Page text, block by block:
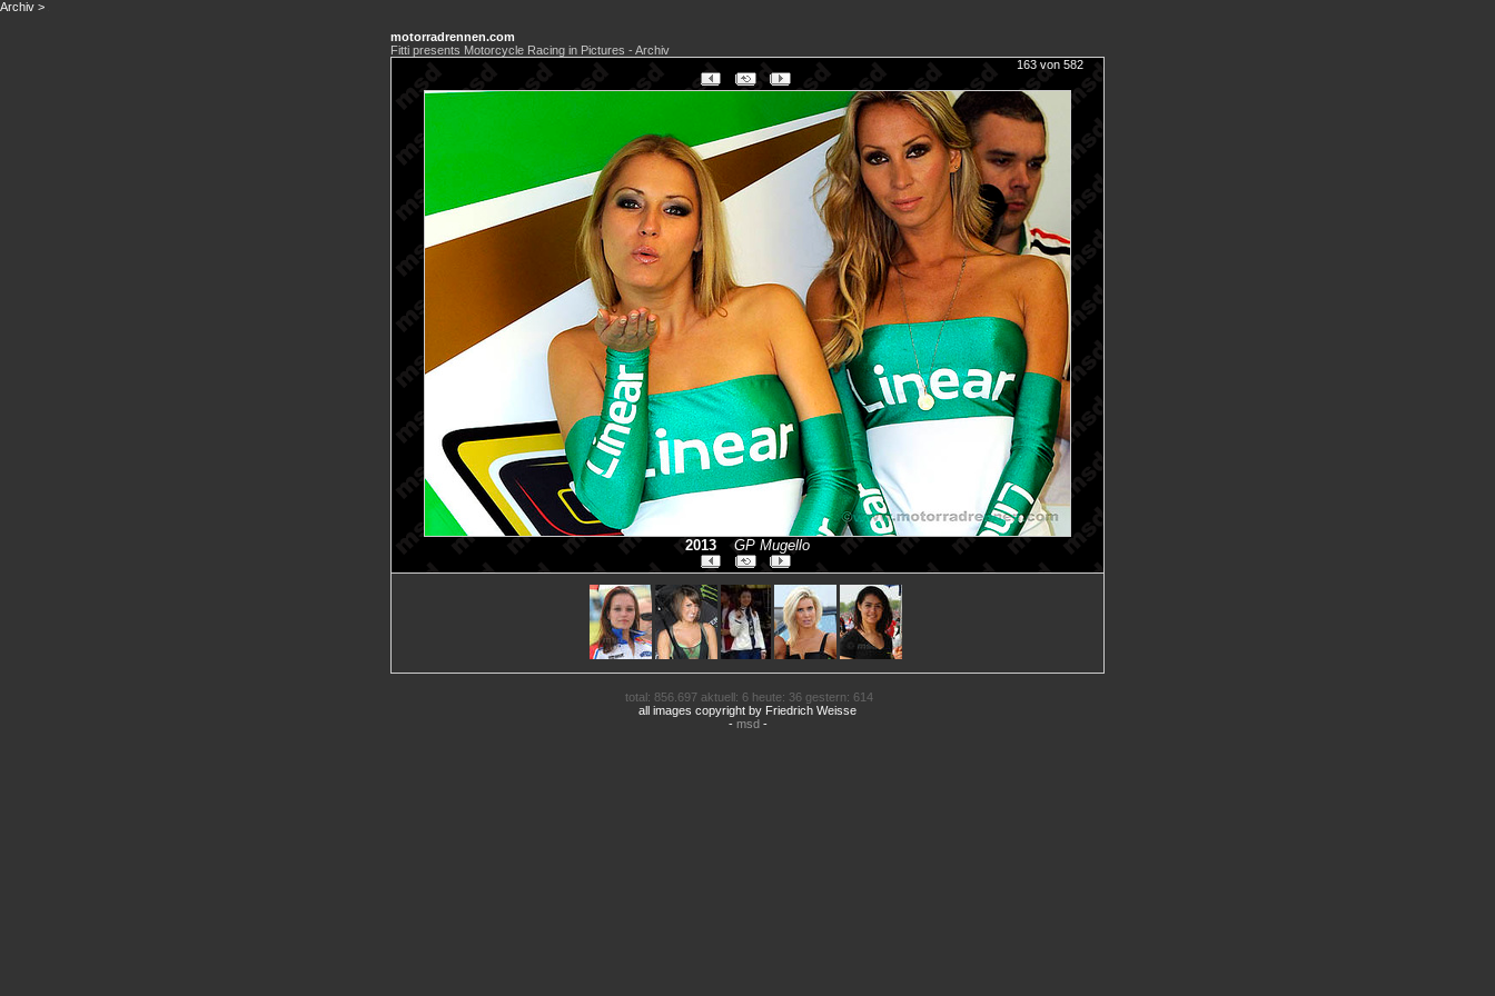
Archiv >
motorradrennen.com
Fitti presents Motorcycle Racing in Pictures - Archiv
163 von 582
2013 GP Mugello
total: 856.697 aktuell: 6 heute: 36 gestern: 614
all images copyright by Friedrich Weisse
- msd-